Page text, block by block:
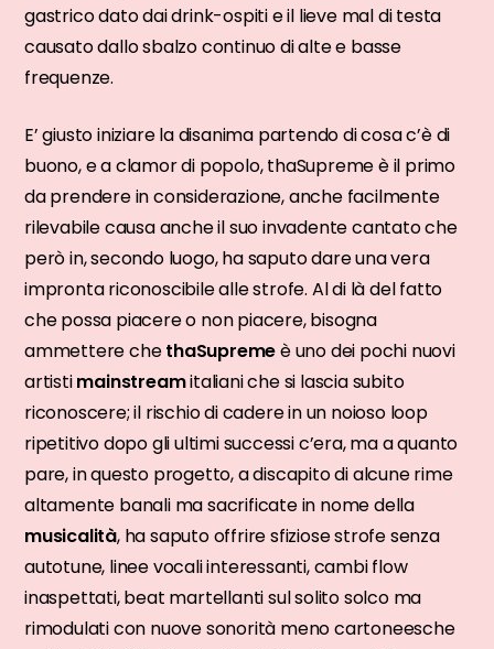
gastrico dato dai drink-ospiti e il lieve mal di testa
causato dallo sbalzo continuo di alte e basse
frequenze.
E’ giusto iniziare la disanima partendo di cosa c’è di
buono, e a clamor di popolo, thaSupreme è il primo
da prendere in considerazione, anche facilmente
rilevabile causa anche il suo invadente cantato che
però in, secondo luogo, ha saputo dare una vera
impronta riconoscibile alle strofe. Al di là del fatto
che possa piacere o non piacere, bisogna
ammettere chethaSupremeè uno dei pochi nuovi
artistimainstreamitaliani che si lascia subito
riconoscere; il rischio di cadere in un noioso loop
ripetitivo dopo gli ultimi successi c’era, ma a quanto
pare, in questo progetto, a discapito di alcune rime
altamente banali ma sacrificate in nome della
musicalità, ha saputo offrire sfiziose strofe senza
autotune, linee vocali interessanti, cambi flow
inaspettati, beat martellanti sul solito solco ma
rimodulati con nuove sonorità meno cartoneesche